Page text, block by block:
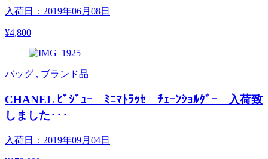
入荷日：2019年06月08日
¥4,800
バッグ , ブランド品
CHANEL ﾋﾞｼﾞｭｰ ﾐﾆﾏﾄﾗｯｾ ﾁｪｰﾝｼｮﾙﾀﾞｰ 入荷致
しました･･･
入荷日：2019年09月04日